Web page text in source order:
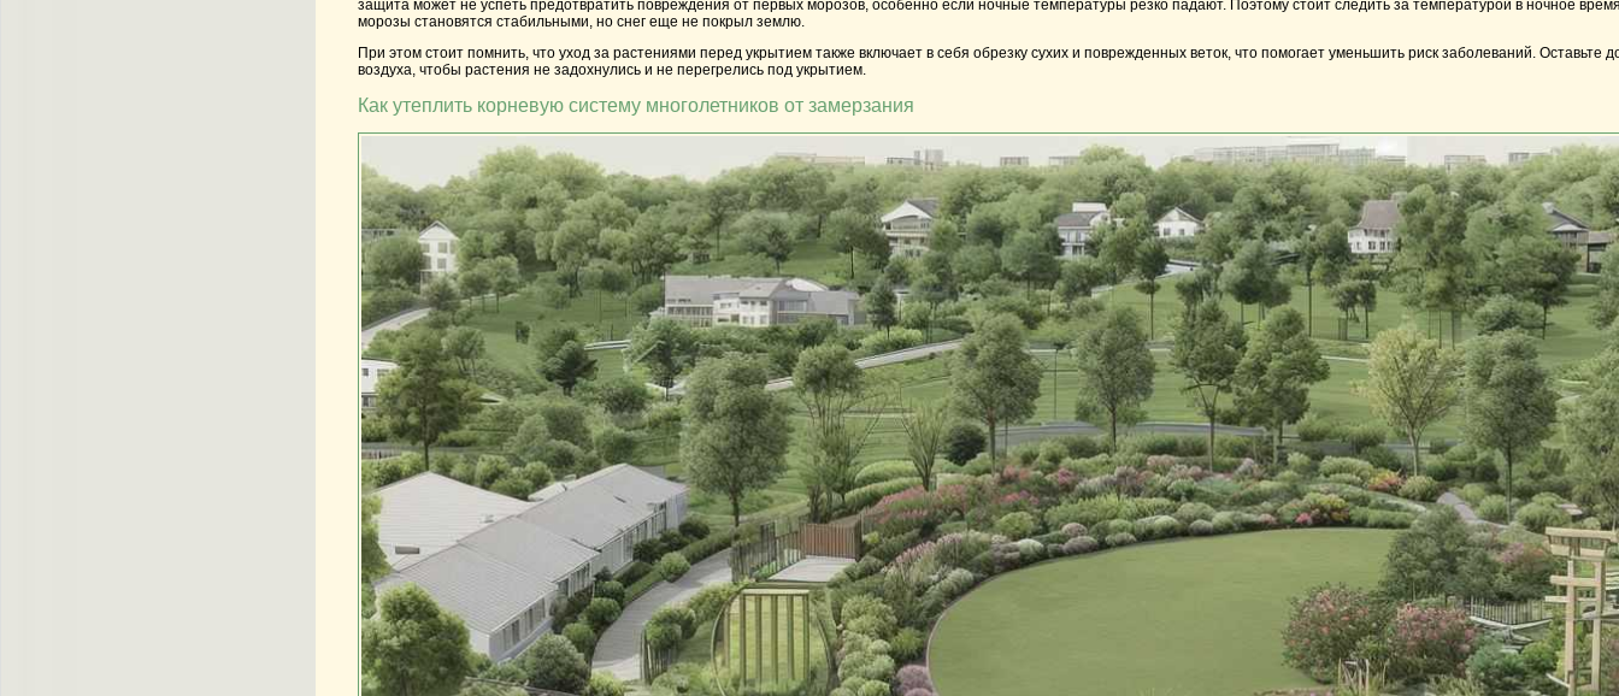
защита может не успеть предотвратить повреждения от первых морозов, особенно если ночные температуры резко падают. Поэтому стоит следить за температурой в ночное
морозы становятся стабильными, но снег еще не покрыл землю.
При этом стоит помнить, что уход за растениями перед укрытием также включает в себя обрезку сухих и поврежденных веток, что помогает уменьшить риск заболеваний. Оставьте
воздуха, чтобы растения не задохнулись и не перегрелись под укрытием.
Как утеплить корневую систему многолетников от замерзания